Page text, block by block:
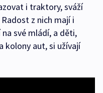
i traktory, sváží
z nich mají i
své mládí, a děti,
kolony aut, si užívají